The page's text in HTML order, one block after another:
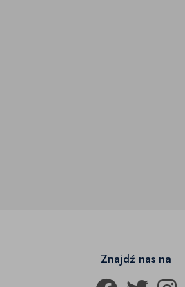
Znajdź nas na